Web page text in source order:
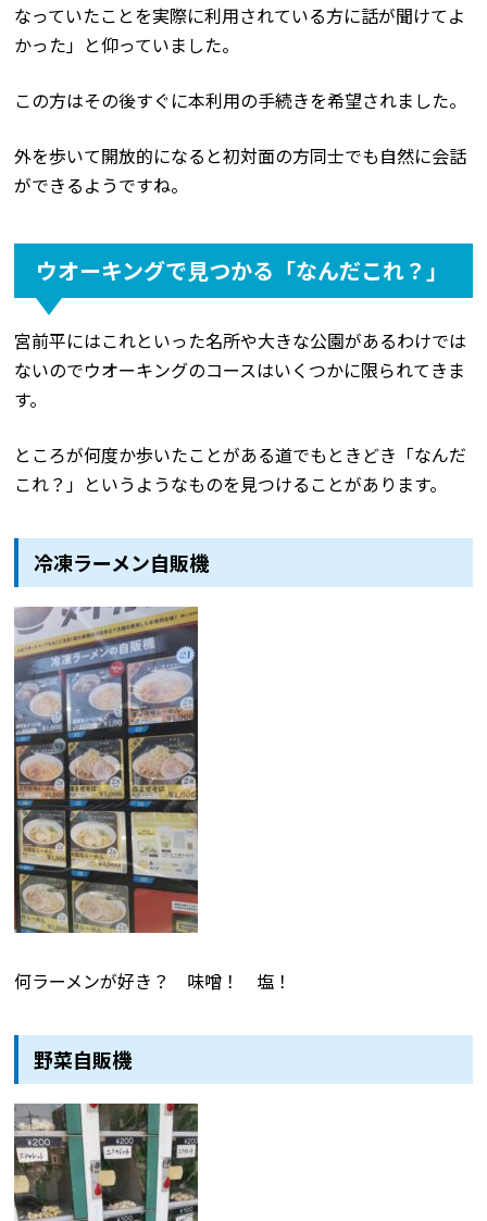
なっていたことを実際に利用されている方に話が聞けてよ
かった」と仰っていました。
この方はその後すぐに本利用の手続きを希望されました。
外を歩いて開放的になると初対面の方同士でも自然に会話
ができるようですね。
ウオーキングで見つかる「なんだこれ？」
宮前平にはこれといった名所や大きな公園があるわけでは
ないのでウオーキングのコースはいくつかに限られてきま
す。
ところが何度か歩いたことがある道でもときどき「なんだ
これ？」というようなものを見つけることがあります。
冷凍ラーメン自販機
何ラーメンが好き？ 味噌！ 塩！
野菜自販機